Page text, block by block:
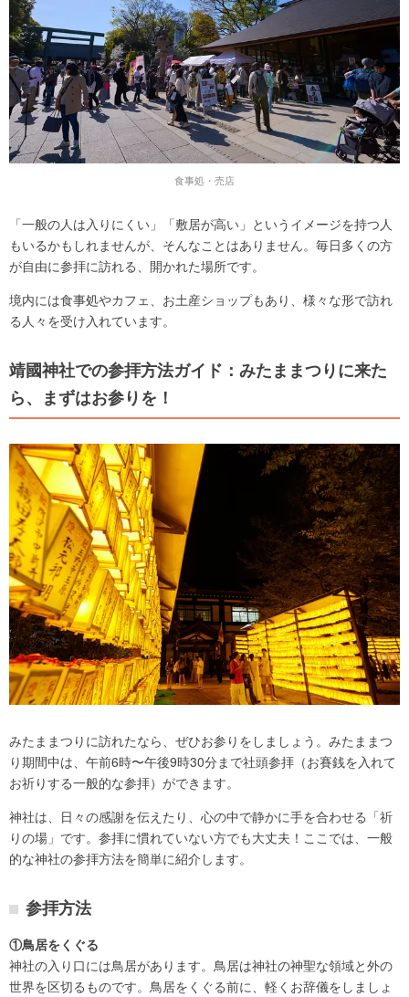
食事処・売店
「一般の人は入りにくい」「敷居が高い」というイメージを持つ人
もいるかもしれませんが、そんなことはありません。毎日多くの方
が自由に参拝に訪れる、開かれた場所です。
境内には食事処やカフェ、お土産ショップもあり、様々な形で訪れ
る人々を受け入れています。
靖國神社での参拝方法ガイド：みたままつりに来た
ら、まずはお参りを！
みたままつりに訪れたなら、ぜひお参りをしましょう。みたままつ
り期間中は、午前6時〜午後9時30分まで社頭参拝（お賽銭を入れて
お祈りする一般的な参拝）ができます。
神社は、日々の感謝を伝えたり、心の中で静かに手を合わせる「祈
りの場」です。参拝に慣れていない方でも大丈夫！ここでは、一般
的な神社の参拝方法を簡単に紹介します。
参拝方法
①鳥居をくぐる
神社の入り口には鳥居があります。鳥居は神社の神聖な領域と外の
世界を区切るものです。鳥居をくぐる前に、軽くお辞儀をしましょ